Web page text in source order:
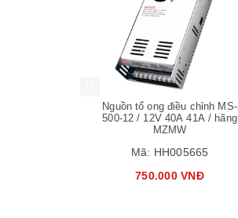
Nguồn tổ ong điều chỉnh MS-
500-12 / 12V 40A 41A / hãng
MZMW
Mã: HH005665
750.000 VNĐ
Mua hàng